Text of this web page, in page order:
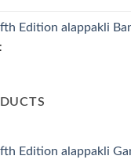
Edition alappakli
Edition alappakli